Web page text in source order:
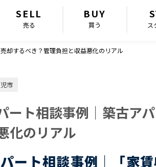
SELL
売る
BUY
買う ス
却するべき？管理負担と収益悪化のリアル
市
ート相談事例｜築古ア
化のリアル
ート相談事例｜「家